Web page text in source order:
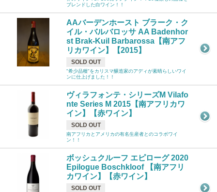
ブレンドした白ワイン！！
AAバーデンホースト ブラーク・ク
イル・バルバロッサ AA Badenhor
st Brak-Kuil Barbarossa【南アフ
リカワイン】【2015】
SOLD OUT
"希少品種"をカリスマ醸造家のアディが素晴らしいワイ
ンに仕上げました！！
ヴィラフォンテ・シリーズM Vilafo
nte Series M 2015【南アフリカワ
イン】【赤ワイン】
SOLD OUT
南アフリカとアメリカの有名生産者とのコラボワイ
ン！！
ボッシュクルーフ エピローグ 2020
Epilogue Boschkloof 【南アフリ
カワイン】【赤ワイン】
SOLD OUT